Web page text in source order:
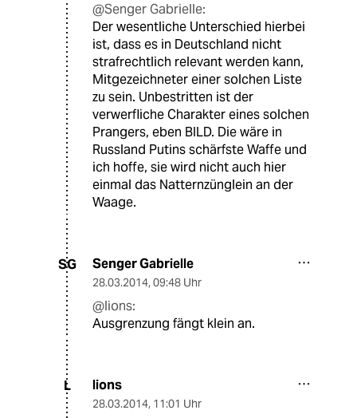
@Senger Gabrielle:
Der wesentliche Unterschied hierbei
ist, dass es in Deutschland nicht
strafrechtlich relevant werden kann,
Mitgezeichneter einer solchen Liste
zu sein. Unbestritten ist der
verwerfliche Charakter eines solchen
Prangers, eben BILD. Die wäre in
Russland Putins schärfste Waffe und
ich hoffe, sie wird nicht auch hier
einmal das Natternzünglein an der
Waage.
SG Senger Gabrielle
28.03.2014, 09:48 Uhr
@lions:
Ausgrenzung fängt klein an.
L lions
28.03.2014, 11:01 Uhr